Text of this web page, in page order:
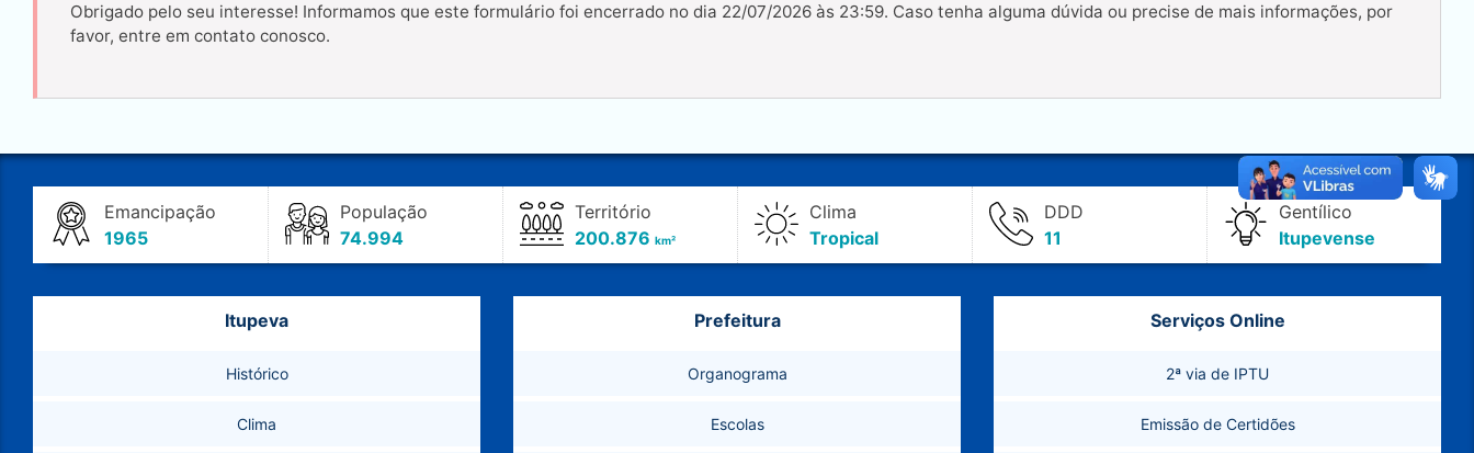
Obrigado pelo seu interesse! Informamos que este formulário foi encerrado no dia 22/07/2026 às 23:59. Caso tenha alguma dúvida ou precise de mais informações, por
favor, entre em contato conosco.
Emancipação
1965
População
74.994
Território
200.876 km²
Clima
Tropical
DDD
11
Gentílico
Itupevense
Itupeva
Histórico
Clima
Prefeitura
Organograma
Escolas
Serviços Online
2ª via de IPTU
Emissão de Certidões